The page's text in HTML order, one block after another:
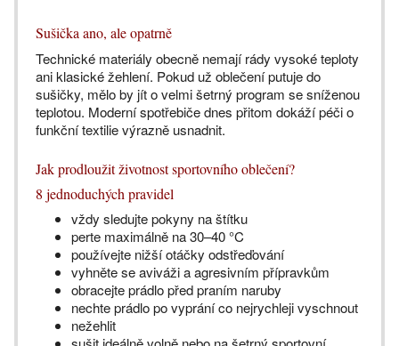
Sušička ano, ale opatrně
Technické materiály obecně nemají rády vysoké teploty
ani klasické žehlení. Pokud už oblečení putuje do
sušičky, mělo by jít o velmi šetrný program se sníženou
teplotou. Moderní spotřebiče dnes přitom dokáží péči o
funkční textilie výrazně usnadnit.
Jak prodloužit životnost sportovního oblečení?
8 jednoduchých pravidel
vždy sledujte pokyny na štítku
perte maximálně na 30–40 °C
používejte nižší otáčky odstřeďování
vyhněte se aviváži a agresivním přípravkům
obracejte prádlo před praním naruby
nechte prádlo po vyprání co nejrychleji vyschnout
nežehlit